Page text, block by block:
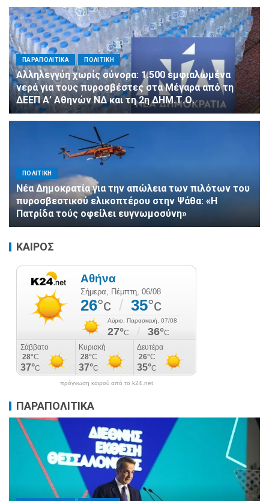
ΠΑΡΑΠΟΛΙΤΙΚΑ ΠΟΛΙΤΙΚΗ
Αλληλεγγύη χωρίς σύνορα: 1.500 εμφιαλωμένα
νερά για τους πυροσβέστες στα Μέγαρα από τη
ΔΕΕΠ Α’ Αθηνών ΝΔ και τη 2η ΔΗΜ.Τ.Ο.
ΠΟΛΙΤΙΚΗ
Νέα Δημοκρατία για την απώλεια των πιλότων του
πυροσβεστικού ελικοπτέρου στην Ψάθα: «Η
Πατρίδα τούς οφείλει ευγνωμοσύνη»
ΚΑΙΡΟΣ
πρόγνωση καιρού από το k24.net
ΠΑΡΑΠΟΛΙΤΙΚΑ
ΠΑΡΑΠΟΛΙΤΙΚΑ ΠΟΛΙΤΙΚΗ